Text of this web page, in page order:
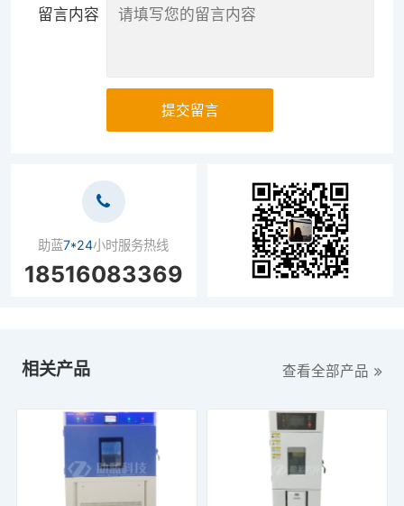
留言内容
提交留言
助蓝7*24小时服务热线
18516083369
相关产品 查看全部产品